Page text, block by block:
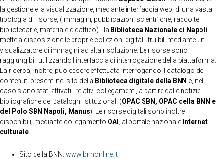
la gestione e la visualizzazione, mediante interfaccia web, di una vasta
tipologia di risorse, (immagini, pubblicazioni scientifiche, raccolte
bibliotecarie, materiale didattico) - la Biblioteca Nazionale di Napoli
mette a disposizione le proprie collezioni digitali, fruibili mediante un
visualizzatore di immagini ad alta risoluzione. Le risorse sono
raggiungibili utilizzando l'interfaccia di interrogazione della piattaforma.
La ricerca, inoltre, può essere effettuata interrogando il catalogo dei
contenuti presenti nel sito della Biblioteca digitale della BNN e, nel
caso siano stati attivati i relativi collegamenti, a partire dalle notizie
bibliografiche dei cataloghi istituzionali (OPAC SBN, OPAC della BNN e
del Polo SBN Napoli, Manus). Le risorse digitali sono inoltre
disponibili, mediante collegamento OAI , al portale nazionale Internet
culturale
Sito della BNN: www.bnnonline.it